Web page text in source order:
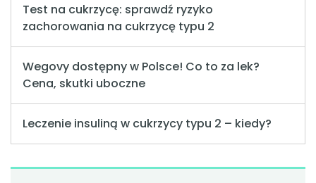
Test na cukrzycę: sprawdź ryzyko
zachorowania na cukrzycę typu 2
Wegovy dostępny w Polsce! Co to za lek?
Cena, skutki uboczne
Leczenie insuliną w cukrzycy typu 2 – kiedy?